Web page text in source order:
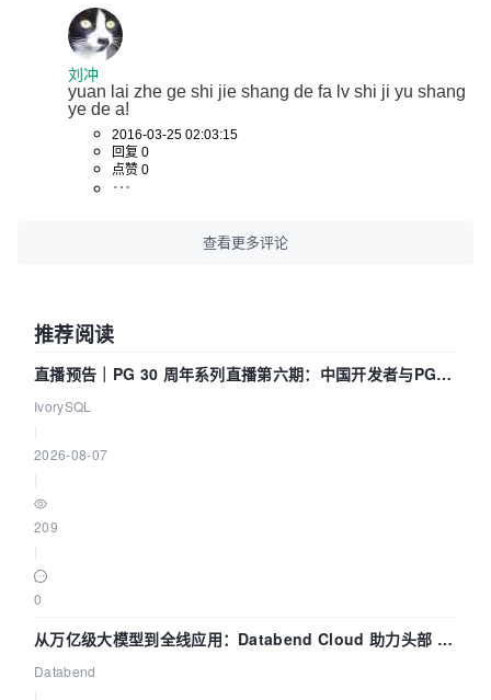
刘冲
yuan lai zhe ge shi jie shang de fa lv shi ji yu shang
ye de a!
2016-03-25 02:03:15
回复 0
点赞 0
查看更多评论
推荐阅读
直播预告｜PG 30 周年系列直播第六期：中国开发者与PG内
核——我们改得动吗？我们贡献了什么？
IvorySQL
2026-08-07
209
0
从万亿级大模型到全线应用：Databend Cloud 助力头部 AI
企业构建全链路 Trace 数据管道
Databend